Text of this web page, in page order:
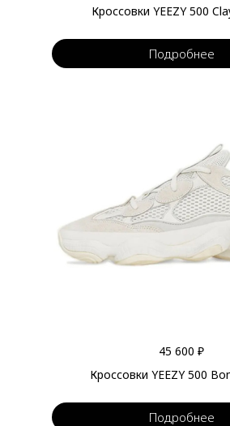
Кроссовки YEEZY 500
Подробнее
45 600 ₽
Кроссовки YEEZY 500
Подробнее